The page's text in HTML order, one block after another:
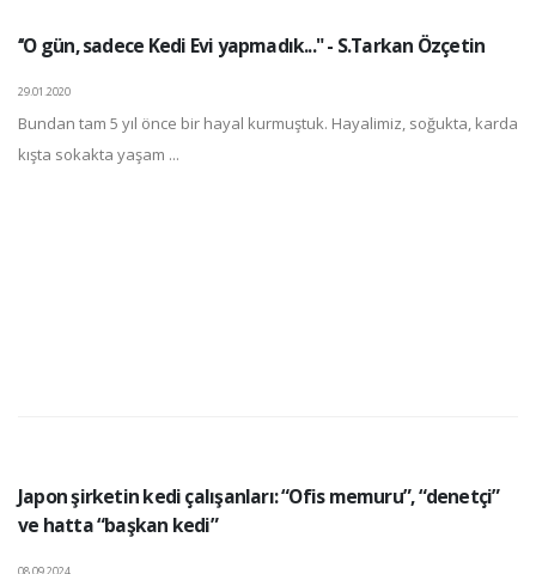
‘‘O gün, sadece Kedi Evi yapmadık..." - S.Tarkan Özçetin
29.01.2020
Bundan tam 5 yıl önce bir hayal kurmuştuk. Hayalimiz, soğukta, karda
kışta sokakta yaşam ...
Japon şirketin kedi çalışanları: “Ofis memuru”, “denetçi”
ve hatta “başkan kedi”
08.09.2024